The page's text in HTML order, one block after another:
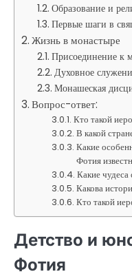
Образование и
Первые шаги в
Жизнь в монастыре
Присоединение к
Духовное
Монашеская
Вопрос-ответ:
Кто такой
В какой
Какие
Фотия
Какие
Какова
Кто такой
Детство и
Фотия